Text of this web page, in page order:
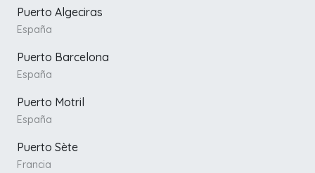
Puerto Algeciras
España
Puerto Barcelona
España
Puerto Motril
España
Puerto Sète
Francia